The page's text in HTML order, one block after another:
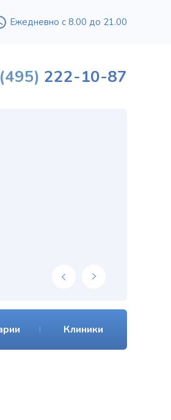
Ежедневно с 8.00 до 21.00
(495) 222-10-87
Клиники